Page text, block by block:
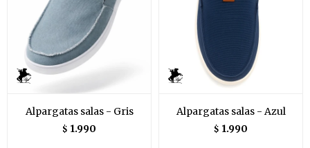
Alpargatas salas - Gris
$ 1.990
Alpargatas salas - Azul
$ 1.990